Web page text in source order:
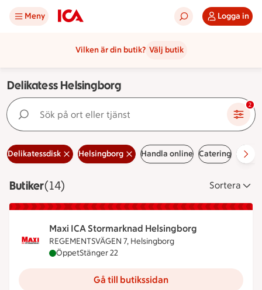
Meny Logga in
Vilken är din butik? Välj butik
Delikatess Helsingborg
Sök på ort eller tjänst 2
Delikatessdisk Helsingborg Handla online Catering
ButikerVisar 14 stycken
(14) Sortera
Maxi ICA Stormarknad Helsingborg
REGEMENTSVÄGEN 7, Helsingborg
Maxi ICA Stormarknad Helsingborg är öppen nu,
ÖppetStänger 22
Gå till butikssidan